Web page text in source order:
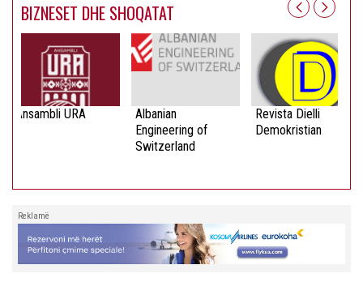
BIZNESET DHE SHOQATAT
Ansambli URA
Albanian
Engineering of
Switzerland
Revista Dielli
Demokristian
Reklamë